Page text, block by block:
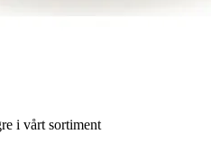
i vårt sortiment